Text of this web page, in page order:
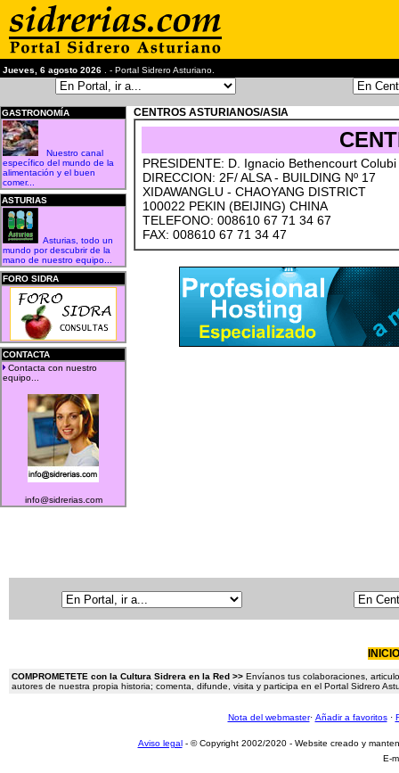
Jueves, 6 agosto 2026 . - Portal Sidrero Asturiano.
GASTRONOMÍA
Nuestro canal
específico del mundo de la
alimentación y el buen
comer...
ASTURIAS
Asturias, todo un
mundo por descubrir de la
mano de nuestro equipo...
FORO SIDRA
CONTACTA
Contacta con nuestro
equipo...
info@sidrerias.com
CENTROS ASTURIANOS/ASIA
PRESIDENTE: D. Ignacio Bethencourt Colubi
DIRECCION: 2F/ ALSA - BUILDING Nº 17
XIDAWANGLU - CHAOYANG DISTRICT
100022 PEKIN (BEIJING) CHINA
TELEFONO: 008610 67 71 34 67
FAX: 008610 67 71 34 47
INICIO
COMPROMETETE con la Cultura Sidrera en la Red >> Envíanos tus colaboraciones,
autores de nuestra propia historia; comenta, difunde, visita y participa en el Portal Sidrero
Nota del webmaster· Añadir a favoritos·
Aviso legal- © Copyright 2002/2020 - Website creado y
E-